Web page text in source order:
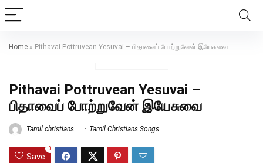
Home » Pithavai Pottruvean Yesuvai – பிதாவைப் போற்றுவேன் இயேசுவை
Pithavai Pottruvean Yesuvai –
பிதாவைப் போற்றுவேன் இயேசுவை
Tamil christians Tamil Christians Songs
Save
0